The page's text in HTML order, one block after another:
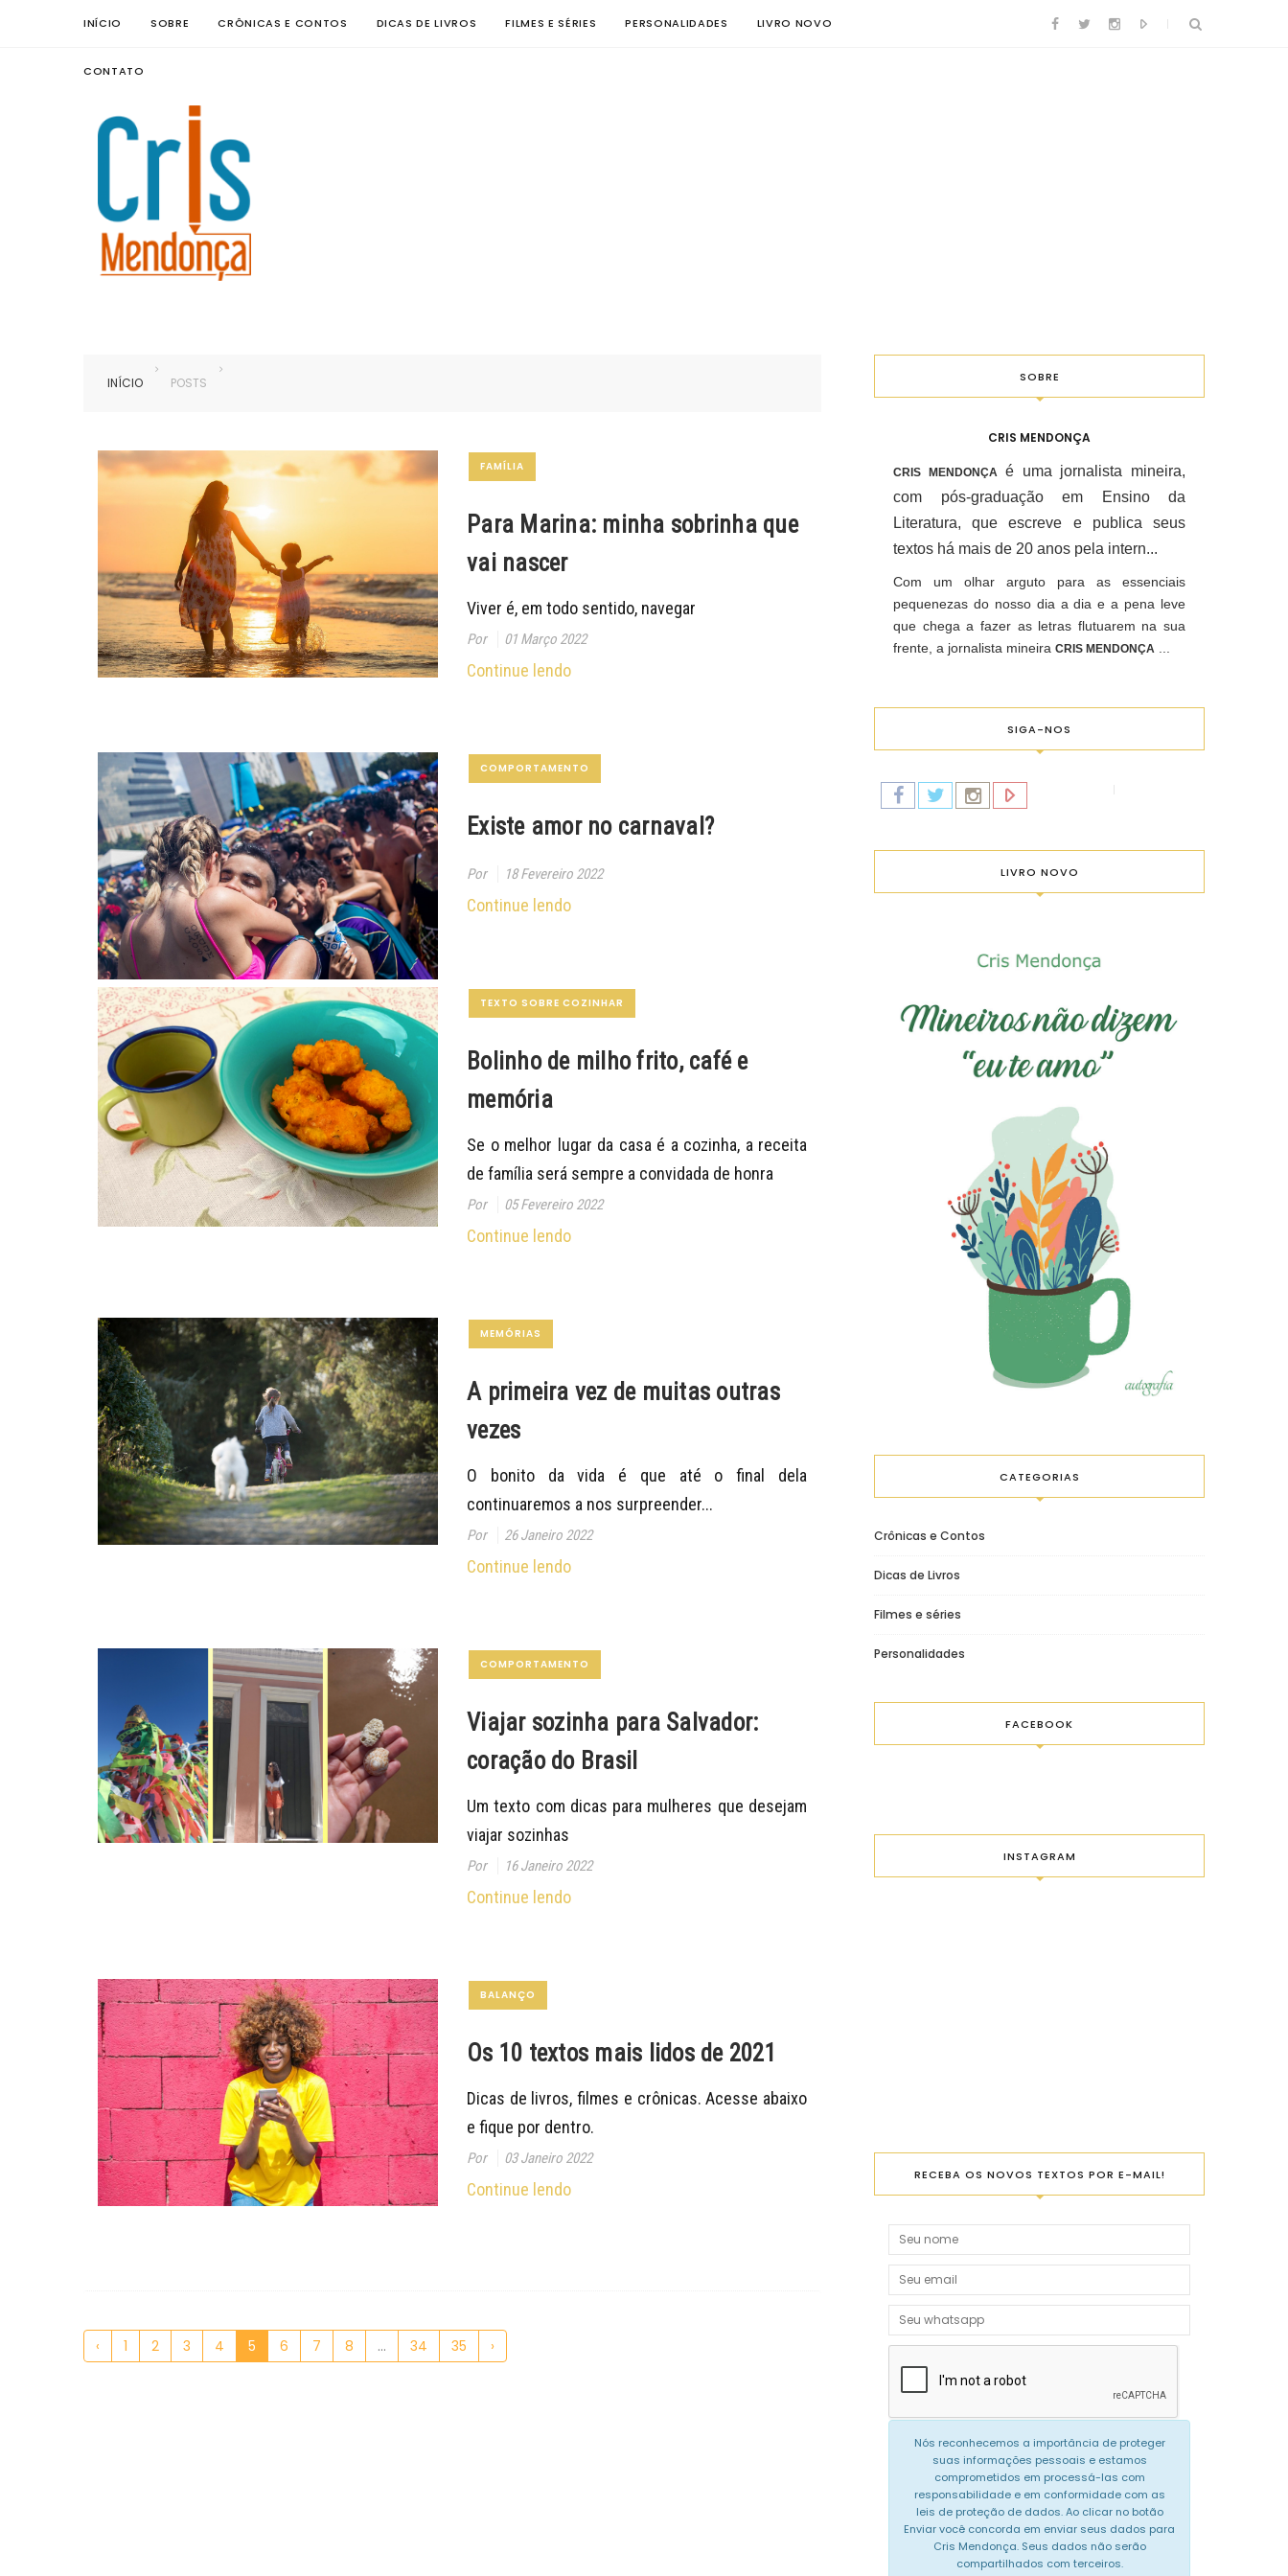
INÍCIO SOBRE CRÔNICAS E CONTOS DICAS DE LIVROS FILMES E SÉRIES PERSONALIDADES LIVRO NOVO
CONTATO
INÍCIO POSTS
FAMÍLIA
Para Marina: minha sobrinha que
vai nascer
Viver é, em todo sentido, navegar
Por 01 Março 2022
Continue lendo
COMPORTAMENTO
Existe amor no carnaval?
Por 18 Fevereiro 2022
Continue lendo
TEXTO SOBRE COZINHAR
Bolinho de milho frito, café e
memória
Se o melhor lugar da casa é a cozinha, a receita
de família será sempre a convidada de honra
Por 05 Fevereiro 2022
Continue lendo
MEMÓRIAS
A primeira vez de muitas outras
vezes
O bonito da vida é que até o final dela
continuaremos a nos surpreender...
Por 26 Janeiro 2022
Continue lendo
COMPORTAMENTO
Viajar sozinha para Salvador:
coração do Brasil
Um texto com dicas para mulheres que desejam
viajar sozinhas
Por 16 Janeiro 2022
Continue lendo
BALANÇO
Os 10 textos mais lidos de 2021
Dicas de livros, filmes e crônicas. Acesse abaixo
e fique por dentro.
Por 03 Janeiro 2022
Continue lendo
‹ 2 3 4 5 6 7 8 ... 34 35 ›
SOBRE
CRIS MENDONÇA
CRIS MENDONÇA é uma jornalista mineira,
com pós-graduação em Ensino da
Literatura, que escreve e publica seus
textos há mais de 20 anos pela intern...
Com um olhar arguto para as essenciais
pequenezas do nosso dia a dia e a pena leve
que chega a fazer as letras flutuarem na sua
frente, a jornalista mineira CRIS MENDONÇA
SIGA-NOS
LIVRO NOVO
CATEGORIAS
Crônicas e Contos
Dicas de Livros
Filmes e séries
Personalidades
FACEBOOK
INSTAGRAM
RECEBA OS NOVOS TEXTOS POR E-MAIL!
Nós reconhecemos a importância de proteger
suas informações pessoais e estamos
comprometidos em processá-las com
responsabilidade e em conformidade com as
leis de proteção de dados. Ao clicar no botão
Enviar você concorda em enviar seus dados para
Cris Mendonça. Seus dados não serão
compartilhados com terceiros.